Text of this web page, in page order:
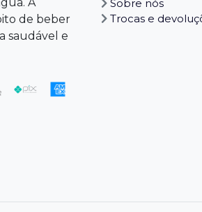
Sobre nós
Trocas e
de beber
saudável e